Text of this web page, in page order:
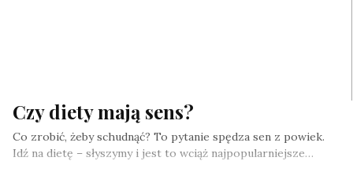
Czy diety mają sens?
Co zrobić, żeby schudnąć? To pytanie spędza sen z powiek.
Idź na dietę – słyszymy i jest to wciąż najpopularniejsze…